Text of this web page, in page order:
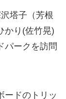
塔子（芳根
かり(佐竹晃)
パークを訪問
ードのトリッ